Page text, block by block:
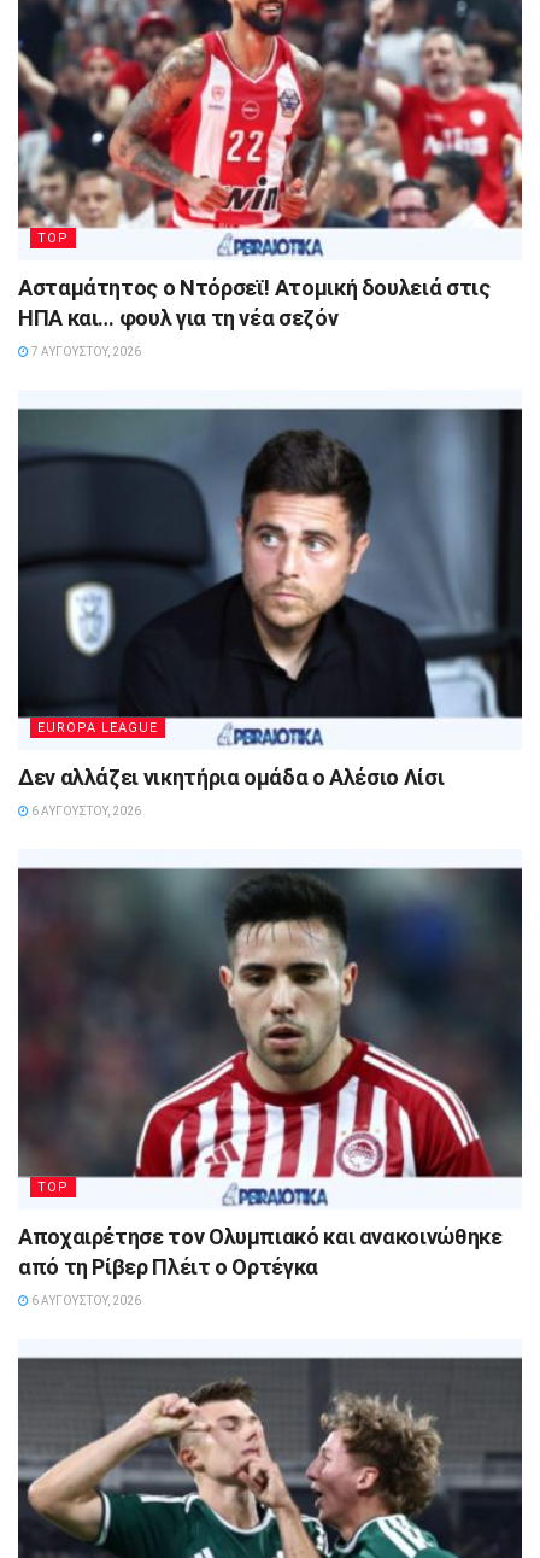
TOP
Ασταμάτητος ο Ντόρσεϊ! Ατομική δουλειά στις
ΗΠΑ και… φουλ για τη νέα σεζόν
7 ΑΥΓΟΎΣΤΟΥ, 2026
EUROPA LEAGUE
Δεν αλλάζει νικητήρια ομάδα ο Αλέσιο Λίσι
6 ΑΥΓΟΎΣΤΟΥ, 2026
TOP
Αποχαιρέτησε τον Ολυμπιακό και ανακοινώθηκε
από τη Ρίβερ Πλέιτ ο Ορτέγκα
6 ΑΥΓΟΎΣΤΟΥ, 2026